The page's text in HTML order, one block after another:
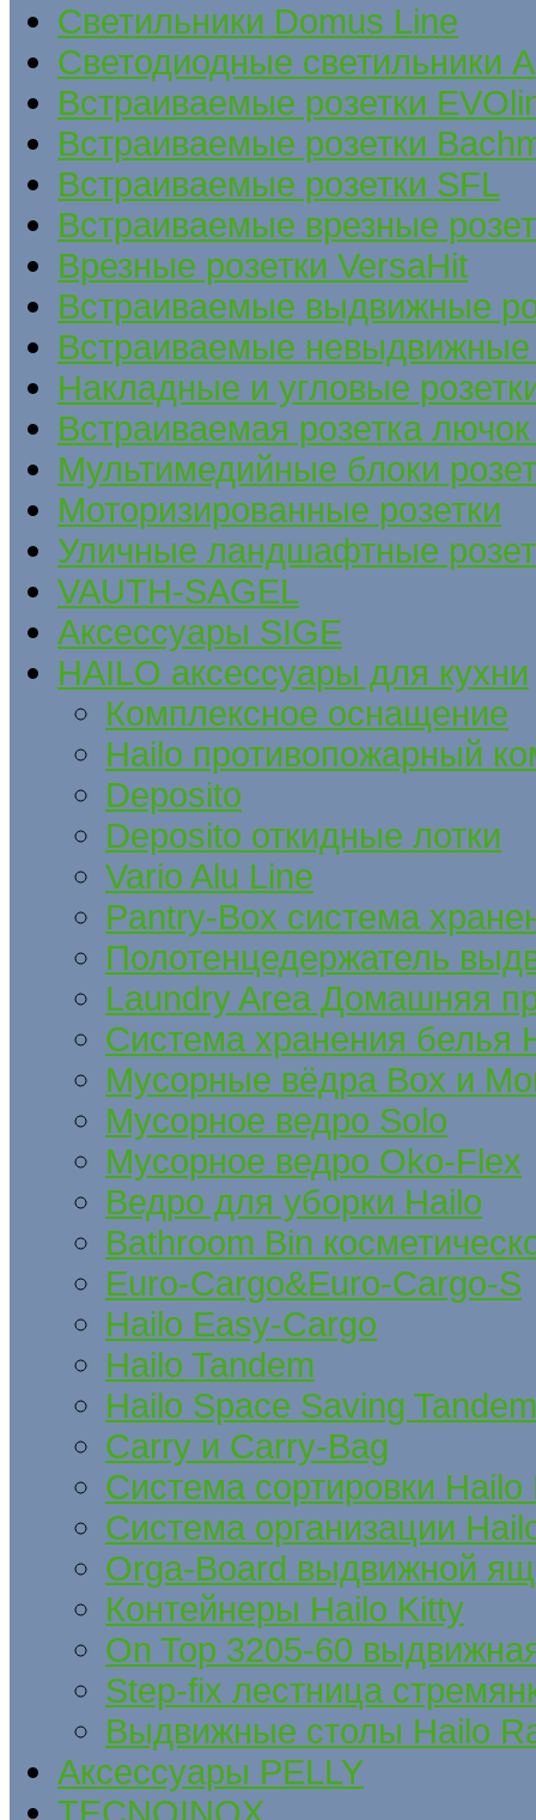
Cветильники Domus Line
Светодиодные светильники
Встраиваемые розетки
Встраиваемые розетки
Встраиваемые розетки SFL
Встраиваемые врезные
Врезные розетки VersaHit
Встраиваемые выдвижные
Встраиваемые невыдвижные
Накладные и угловые
Встраиваемая розетка
Мультимедийные блоки
Моторизированные розетки
Уличные ландшафтные
VAUTH-SAGEL
Аксессуары SIGE
HAILO аксессуары для кухни
Комплексное оснащение
Hailo противопожарный
Deposito
Deposito откидные лотки
Vario Alu Line
Pantry-Box система
Полотенцедержатель
Laundry Area Домашняя
Система хранения белья
Мусорные вёдра Box и
Мусорное ведро Solo
Мусорное ведро Oko-Flex
Ведро для уборки Hailo
Bathroom Bin
Euro-Cargo&Euro-Cargo-S
Hailo Easy-Cargo
Hailo Tandem
Hailo Space Saving Tandem
Carry и Carry-Bag
Система сортировки Hailo
Система организации
Orga-Board выдвижной
Контейнеры Hailo Kitty
On Top 3205-60
Step-fix лестница
Выдвижные столы Hailo
Аксессуары PELLY